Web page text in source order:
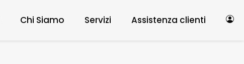
Chi Siamo Servizi Assistenza clienti